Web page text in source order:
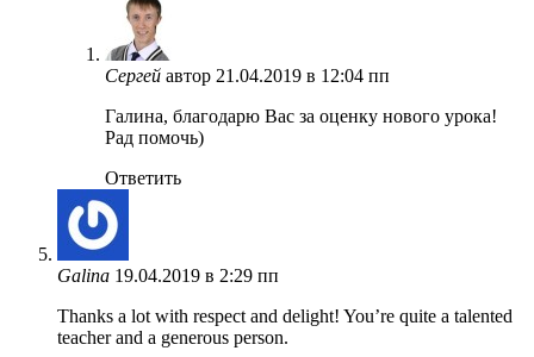
Сергей автор 21.04.2019 в 12:04 пп
Галина, благодарю Вас за оценку нового урока!
Рад помочь)
Ответить
Galina 19.04.2019 в 2:29 пп
Thanks a lot with respect and delight! You’re quite a talented
teacher and a generous person.